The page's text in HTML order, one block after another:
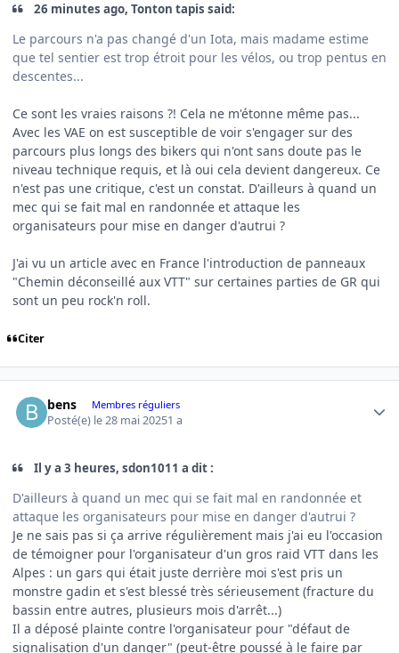
26 minutes ago, Tonton tapis said:
Le parcours n'a pas changé d'un Iota, mais madame estime
que tel sentier est trop étroit pour les vélos, ou trop pentus en
descentes...
Ce sont les vraies raisons ?! Cela ne m'étonne même pas...
Avec les VAE on est susceptible de voir s'engager sur des
parcours plus longs des bikers qui n'ont sans doute pas le
niveau technique requis, et là oui cela devient dangereux. Ce
n'est pas une critique, c'est un constat. D'ailleurs à quand un
mec qui se fait mal en randonnée et attaque les
organisateurs pour mise en danger d'autrui ?
J'ai vu un article avec en France l'introduction de panneaux
"Chemin déconseillé aux VTT" sur certaines parties de GR qui
sont un peu rock'n roll.
Citer
bens Membres réguliers
Posté(e) le 28 mai 20251 a
Il y a 3 heures, sdon1011 a dit :
D'ailleurs à quand un mec qui se fait mal en randonnée et
attaque les organisateurs pour mise en danger d'autrui ?
Je ne sais pas si ça arrive régulièrement mais j'ai eu l'occasion
de témoigner pour l'organisateur d'un gros raid VTT dans les
Alpes : un gars qui était juste derrière moi s'est pris un
monstre gadin et s'est blessé très sérieusement (fracture du
bassin entre autres, plusieurs mois d'arrêt...)
Il a déposé plainte contre l'organisateur pour "défaut de
signalisation d'un danger" (peut-être poussé à le faire par